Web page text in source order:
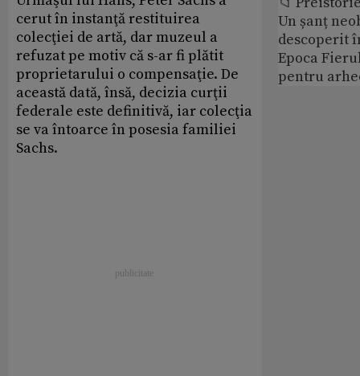
cerut în instanţă restituirea
colecţiei de artă, dar muzeul a
refuzat pe motiv că s-ar fi plătit
proprietarului o compensaţie. De
această dată, însă, decizia curţii
federale este definitivă, iar colecţia
se va întoarce în posesia familiei
Sachs.
Un șanț
descoperit
Epoca
pentru